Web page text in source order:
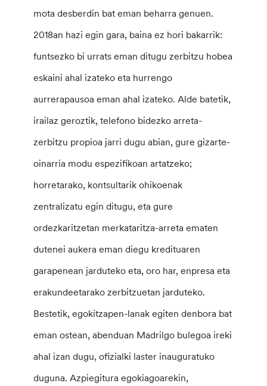
mota desberdin bat eman beharra genuen.
2018an hazi egin gara, baina ez hori bakarrik:
funtsezko bi urrats eman ditugu zerbitzu hobea
eskaini ahal izateko eta hurrengo
aurrerapausoa eman ahal izateko. Alde batetik,
irailaz geroztik, telefono bidezko arreta-
zerbitzu propioa jarri dugu abian, gure gizarte-
oinarria modu espezifikoan artatzeko;
horretarako, kontsultarik ohikoenak
zentralizatu egin ditugu, eta gure
ordezkaritzetan merkataritza-arreta ematen
dutenei aukera eman diegu kredituaren
garapenean jarduteko eta, oro har, enpresa eta
erakundeetarako zerbitzuetan jarduteko.
Bestetik, egokitzapen-lanak egiten denbora bat
eman ostean, abenduan Madrilgo bulegoa ireki
ahal izan dugu, ofizialki laster inauguratuko
duguna. Azpiegitura egokiagoarekin,